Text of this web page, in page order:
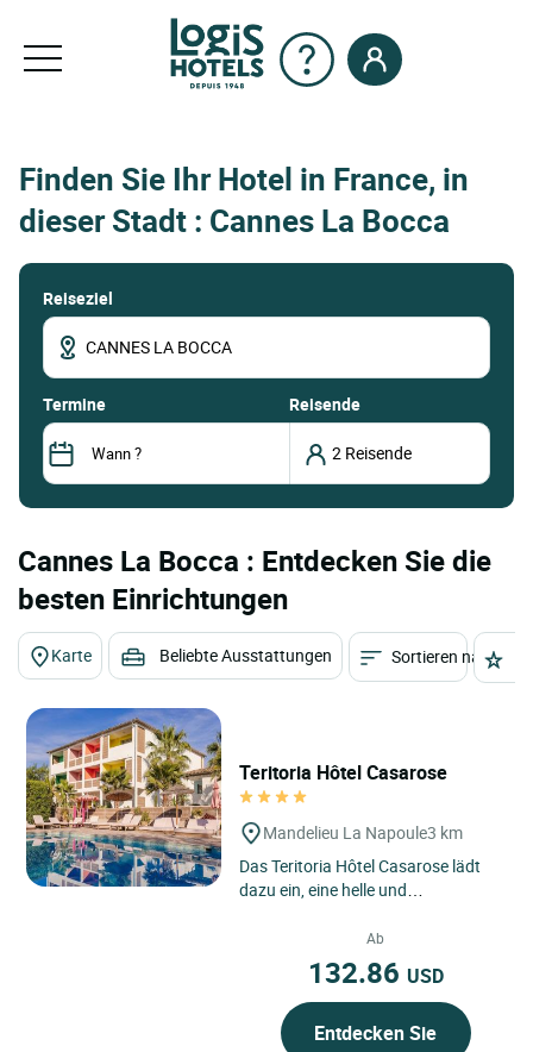
Finden Sie Ihr Hotel in France, in
dieser Stadt : Cannes La Bocca
Reiseziel
termine Reisende
Cannes La Bocca : Entdecken Sie die
besten Einrichtungen
Karte Beliebte Ausstattungen Sortieren nach
Teritoria Hôtel Casarose
Mandelieu La Napoule3 km
Das Teritoria Hôtel Casarose lädt
dazu ein, eine helle und
Mandelieu-la-Napoule zu
entdecken,...
Ab
132.86 USD
Entdecken Sie